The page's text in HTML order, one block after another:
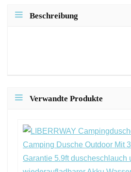
Beschreibung
Verwandte Produkte